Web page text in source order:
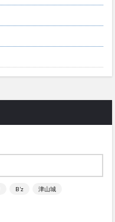
B’z 津山城